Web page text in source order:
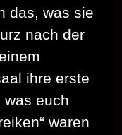
das, was sie
nach der
ihre erste
was euch
waren